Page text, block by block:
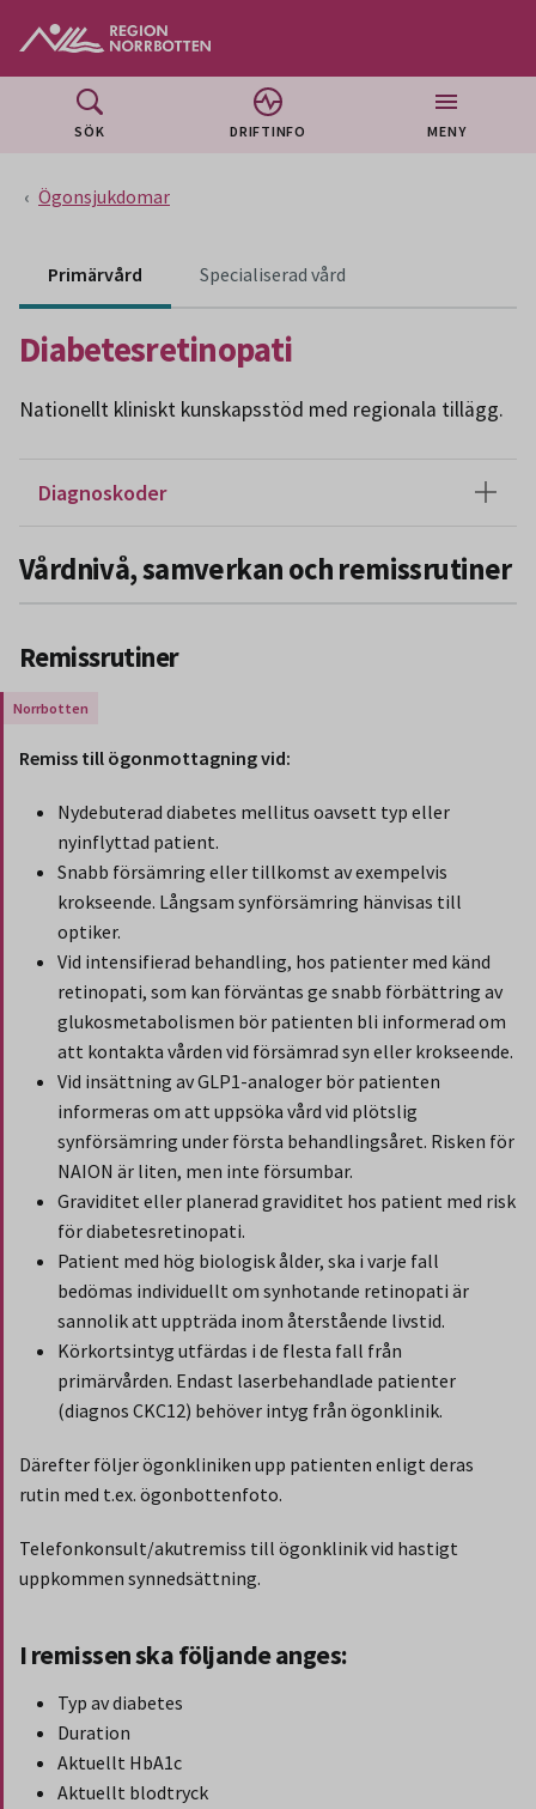
SÖK DRIFTINFO MENY
Ögonsjukdomar
Primärvård Specialiserad vård
Diabetesretinopati
Nationellt kliniskt kunskapsstöd med regionala tillägg.
Diagnoskoder
Vårdnivå, samverkan och remissrutiner
Remissrutiner
Gäller endast för Region Norrbotten.
Remiss till ögonmottagning vid:
Nydebuterad diabetes mellitus oavsett typ eller
nyinflyttad patient.
Snabb försämring eller tillkomst av exempelvis
krokseende. Långsam synförsämring hänvisas till
optiker.
Vid intensifierad behandling, hos patienter med känd
retinopati, som kan förväntas ge snabb förbättring av
glukosmetabolismen bör patienten bli informerad om
att kontakta vården vid försämrad syn eller krokseende.
Vid insättning av GLP1-analoger bör patienten
informeras om att uppsöka vård vid plötslig
synförsämring under första behandlingsåret. Risken för
NAION är liten, men inte försumbar.
Graviditet eller planerad graviditet hos patient med risk
för diabetesretinopati.
Patient med hög biologisk ålder, ska i varje fall
bedömas individuellt om synhotande retinopati är
sannolik att uppträda inom återstående livstid.
Körkortsintyg utfärdas i de flesta fall från
primärvården. Endast laserbehandlade patienter
(diagnos CKC12) behöver intyg från ögonklinik.
Därefter följer ögonkliniken upp patienten enligt deras
rutin med t.ex. ögonbottenfoto.
Telefonkonsult/akutremiss till ögonklinik vid hastigt
uppkommen synnedsättning.
I remissen ska följande anges:
Typ av diabetes
Duration
Aktuellt HbA1c
Aktuellt blodtryck